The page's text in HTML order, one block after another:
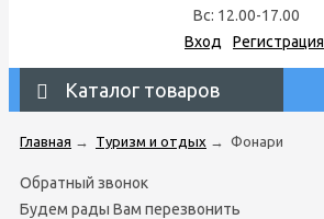
Вс: 12.00-17.00
Вход
Регистрация
Каталог товаров
Главная → Туризм и отдых → Фонари
Обратный звонок
Будем рады Вам перезвонить